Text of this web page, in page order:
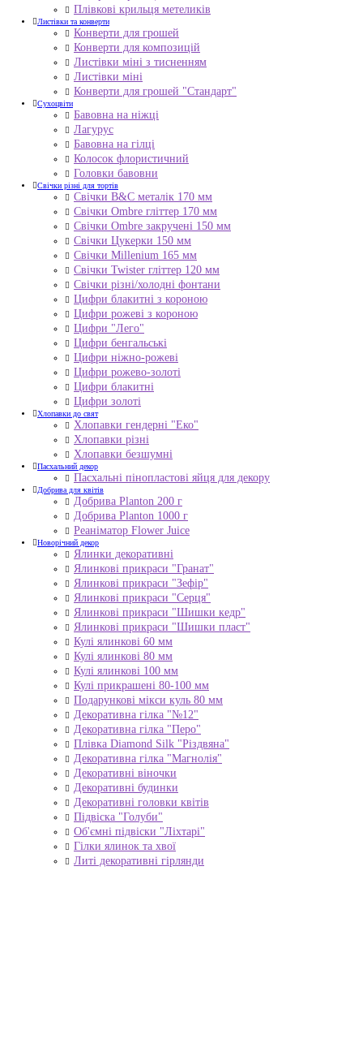
Плівкові крильця метеликів
Листівки та конверти
Конверти для грошей
Конверти для композицій
Листівки міні з тисненням
Листівки міні
Конверти для грошей "Стандарт"
Сухоцвіти
Бавовна на ніжці
Лагурус
Бавовна на гілці
Колосок флористичний
Головки бавовни
Свічки різні для тортів
Свічки B&C металік 170 мм
Свічки Ombre гліттер 170 мм
Свічки Ombre закручені 150 мм
Свічки Цукерки 150 мм
Свічки Millenium 165 мм
Свічки Twister гліттер 120 мм
Свічки різні/холодні фонтани
Цифри блакитні з короною
Цифри рожеві з короною
Цифри "Лего"
Цифри бенгальські
Цифри ніжно-рожеві
Цифри рожево-золоті
Цифри блакитні
Цифри золоті
Хлопавки до свят
Хлопавки гендерні "Еко"
Хлопавки різні
Хлопавки безшумні
Пасхальний декор
Пасхальні пінопластові яйця для декору
Добрива для квітів
Добрива Planton 200 г
Добрива Planton 1000 г
Реаніматор Flower Juice
Новорічний декор
Ялинки декоративні
Ялинкові прикраси "Гранат"
Ялинкові прикраси "Зефір"
Ялинкові прикраси "Серця"
Ялинкові прикраси "Шишки кедр"
Ялинкові прикраси "Шишки пласт"
Кулі ялинкові 60 мм
Кулі ялинкові 80 мм
Кулі ялинкові 100 мм
Кулі прикрашені 80-100 мм
Подарункові мікси куль 80 мм
Декоративна гілка "№12"
Декоративна гілка "Перо"
Плівка Diamond Silk "Різдвяна"
Декоративна гілка "Магнолія"
Декоративні віночки
Декоративні будинки
Декоративні головки квітів
Підвіска "Голуби"
Об'ємні підвіски "Ліхтарі"
Гілки ялинок та хвої
Литі декоративні гірлянди